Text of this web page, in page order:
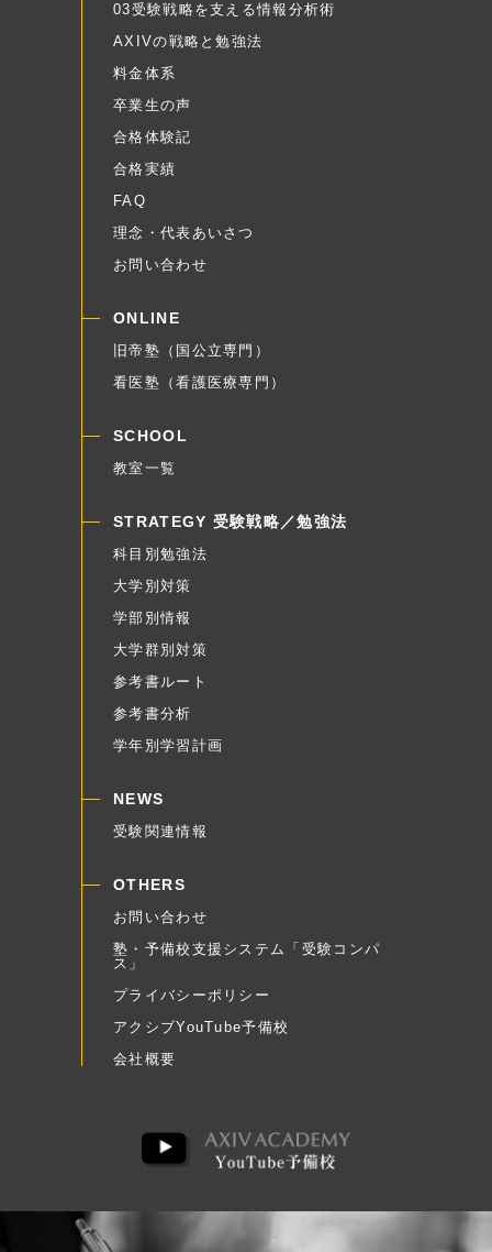
03受験戦略を支える情報分析術
AXIVの戦略と勉強法
料金体系
卒業生の声
合格体験記
合格実績
FAQ
理念・代表あいさつ
お問い合わせ
ONLINE
旧帝塾（国公立専門）
看医塾（看護医療専門）
SCHOOL
教室一覧
STRATEGY 受験戦略／勉強法
科目別勉強法
大学別対策
学部別情報
大学群別対策
参考書ルート
参考書分析
学年別学習計画
NEWS
受験関連情報
OTHERS
お問い合わせ
塾・予備校支援システム「受験コンパ
ス」
プライバシーポリシー
アクシブYouTube予備校
会社概要